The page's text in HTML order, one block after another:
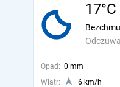
17°C
Opad: 0 mm
Wiatr:
6 km/h